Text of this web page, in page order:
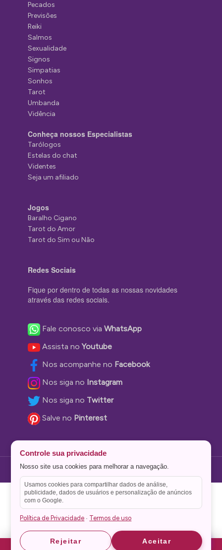
Pecados
Previsões
Reiki
Salmos
Sexualidade
Signos
Simpatias
Sonhos
Tarot
Umbanda
Vidência
Conheça nossos Especialistas
Tarólogos
Estelas do chat
Videntes
Seja um afiliado
Jogos
Baralho Cigano
Tarot do Amor
Tarot do Sim ou Não
Redes Sociais
Fique por dentro de todas as nossas novidades
através das redes sociais.
Fale conosco viaWhatsApp
Assista noYoutube
Nos acompanhe no Facebook
Nos siga no Instagram
Nos siga no Twitter
Salve no Pinterest
Theme Stone Blog Powered byWordPress
Controle sua privacidade
Nosso site usa cookies para melhorar a navegação.
Usamos cookies para compartilhar dados de análise,
publicidade, dados de usuários e personalização de anúncios
com o Google.
Política de Privacidade · Termos de uso
Rejeitar Aceitar